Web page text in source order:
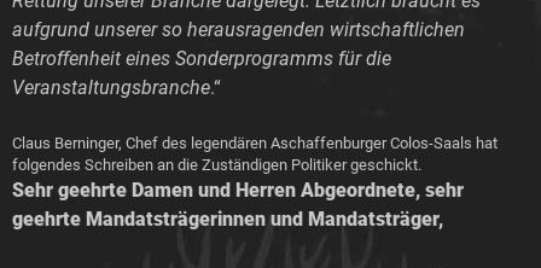
aufgrund unserer so herausragenden wirtschaftlichen
Betroffenheit eines Sonderprogramms für die
Veranstaltungsbranche.“
Claus Berninger, Chef des legendären Aschaffenburger Colos-Saals hat
folgendes Schreiben an die Zuständigen Politiker geschickt.
Sehr geehrte Damen und Herren Abgeordnete, sehr
geehrte Mandatsträgerinnen und Mandatsträger,